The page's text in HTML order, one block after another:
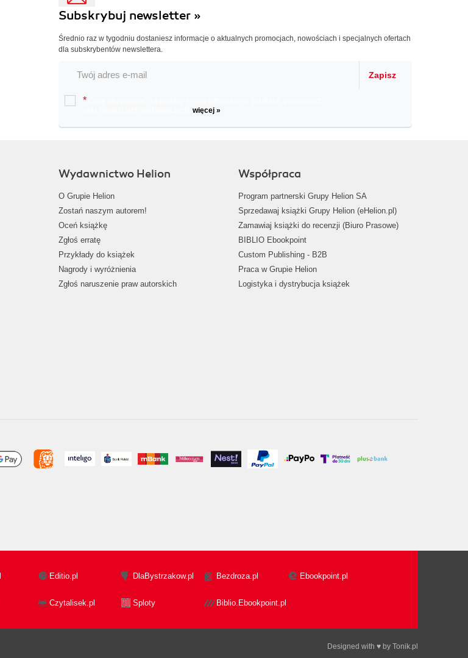
Subskrybuj newsletter »
Średnio raz w tygodniu dostaniesz informacje o aktualnych promocjach, nowościach i specjalnych ofertach
dla subskrybentów newslettera.
Zapisz
*
więcej »
Wydawnictwo Helion
O Grupie Helion
Zostań naszym autorem!
Oceń książkę
Zgłoś erratę
Przykłady do książek
Nagrody i wyróżnienia
Zgłoś naruszenie praw autorskich
Współpraca
Program partnerski Grupy Helion SA
Sprzedawaj książki Grupy Helion (eHelion.pl)
Zamawiaj książki do recenzji (Biuro Prasowe)
BIBLIO Ebookpoint
Custom Publishing - B2B
Praca w Grupie Helion
Logistyka i dystrybucja książek
Editio.pl DlaBystrzakow.pl Bezdroza.pl Ebookpoint.pl
Czytalisek.pl Sploty Biblio.Ebookpoint.pl
Designed with ♥ by Tonik.pl